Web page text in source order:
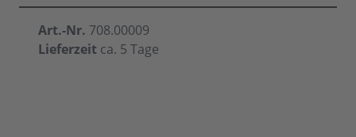
Art.-Nr. 708.00009
Lieferzeit ca. 5 Tage